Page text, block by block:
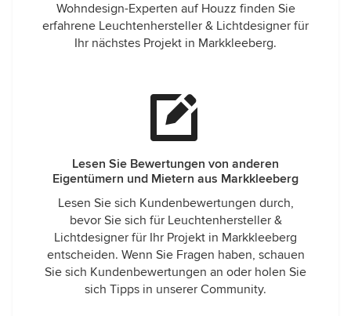
Wohndesign-Experten auf Houzz finden Sie
erfahrene Leuchtenhersteller & Lichtdesigner für
Ihr nächstes Projekt in Markkleeberg.
Lesen Sie Bewertungen von anderen
Eigentümern und Mietern aus Markkleeberg
Lesen Sie sich Kundenbewertungen durch,
bevor Sie sich für Leuchtenhersteller &
Lichtdesigner für Ihr Projekt in Markkleeberg
entscheiden. Wenn Sie Fragen haben, schauen
Sie sich Kundenbewertungen an oder holen Sie
sich Tipps in unserer Community.